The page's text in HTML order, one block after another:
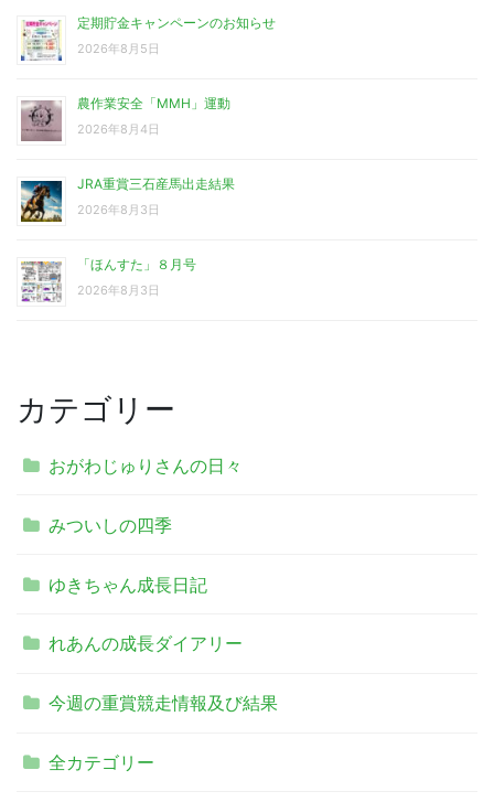
定期貯金キャンペーンのお知らせ
2026年8月5日
農作業安全「MMH」運動
2026年8月4日
JRA重賞三石産馬出走結果
2026年8月3日
「ほんすた」８月号
2026年8月3日
カテゴリー
おがわじゅりさんの日々
みついしの四季
ゆきちゃん成長日記
れあんの成長ダイアリー
今週の重賞競走情報及び結果
全カテゴリー